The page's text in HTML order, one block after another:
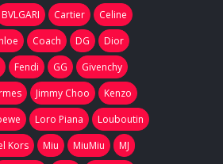
BVLGARI Cartier
Celine
Coach DG
Dior
Fendi GG
Givenchy
Jimmy Choo
Kenzo
Loro Piana
Louboutin
Kors Miu MiuMiu
MJ